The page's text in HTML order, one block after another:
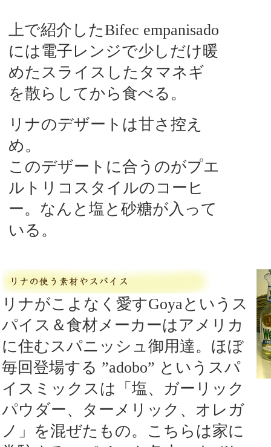
上で紹介したBifec empanisado
には電子レンジで少しだけ暖
めたスライスしたタマネギ
を散らしてから食べる。
リナのデザートは甘さ控え
め。
このデザートに合うのがプエ
ルトリコスタイルのコーヒ
ー。なんと塩と砂糖が入って
いる。
リナがこよなく愛すGoyaというス
パイス＆食材メーカーはアメリカ
に住むスパニッシュ御用達。ほぼ
毎回登場する ”adobo” というスパ
イスミックスは「塩、ガーリック
パウダー、ターメリック、オレガ
ノ」を混ぜたもの。こちらは家に